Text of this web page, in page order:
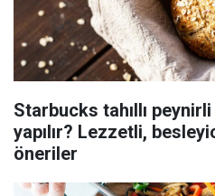
Starbucks tahıllı
yapılır? Lezzetli,
öneriler